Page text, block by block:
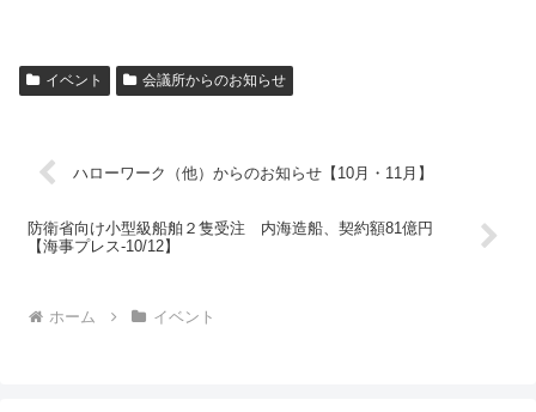
イベント 会議所からのお知らせ
ハローワーク（他）からのお知らせ【10月・11月】
防衛省向け小型級船舶２隻受注 内海造船、契約額81億円
【海事プレス-10/12】
ホーム イベント